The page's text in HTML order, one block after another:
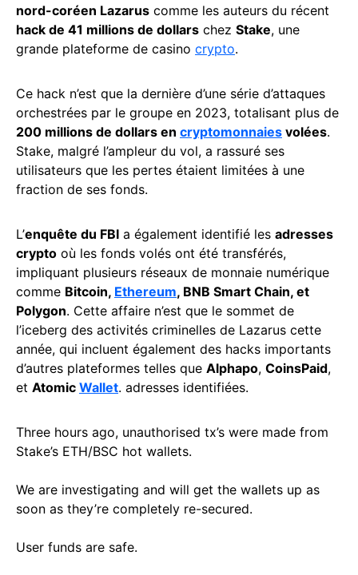
nord-coréen Lazarus comme les auteurs du récent
hack de 41 millions de dollars chez Stake, une
grande plateforme de casino crypto.
Ce hack n’est que la dernière d’une série d’attaques
orchestrées par le groupe en 2023, totalisant plus de
200 millions de dollars en cryptomonnaies volées.
Stake, malgré l’ampleur du vol, a rassuré ses
utilisateurs que les pertes étaient limitées à une
fraction de ses fonds.
L’enquête du FBI a également identifié les adresses
crypto où les fonds volés ont été transférés,
impliquant plusieurs réseaux de monnaie numérique
comme Bitcoin, Ethereum, BNB Smart Chain, et
Polygon. Cette affaire n’est que le sommet de
l’iceberg des activités criminelles de Lazarus cette
année, qui incluent également des hacks importants
d’autres plateformes telles que Alphapo, CoinsPaid,
et Atomic Wallet. adresses identifiées.
Three hours ago, unauthorised tx’s were made from
Stake’s ETH/BSC hot wallets.
We are investigating and will get the wallets up as
soon as they’re completely re-secured.
User funds are safe.